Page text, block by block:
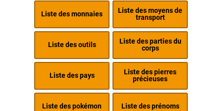
Liste des monnaies
Liste des moyens de
transport
Liste des outils
Liste des parties du
corps
Liste des pays
Liste des pierres
précieuses
Liste des pokémon Liste des prénoms